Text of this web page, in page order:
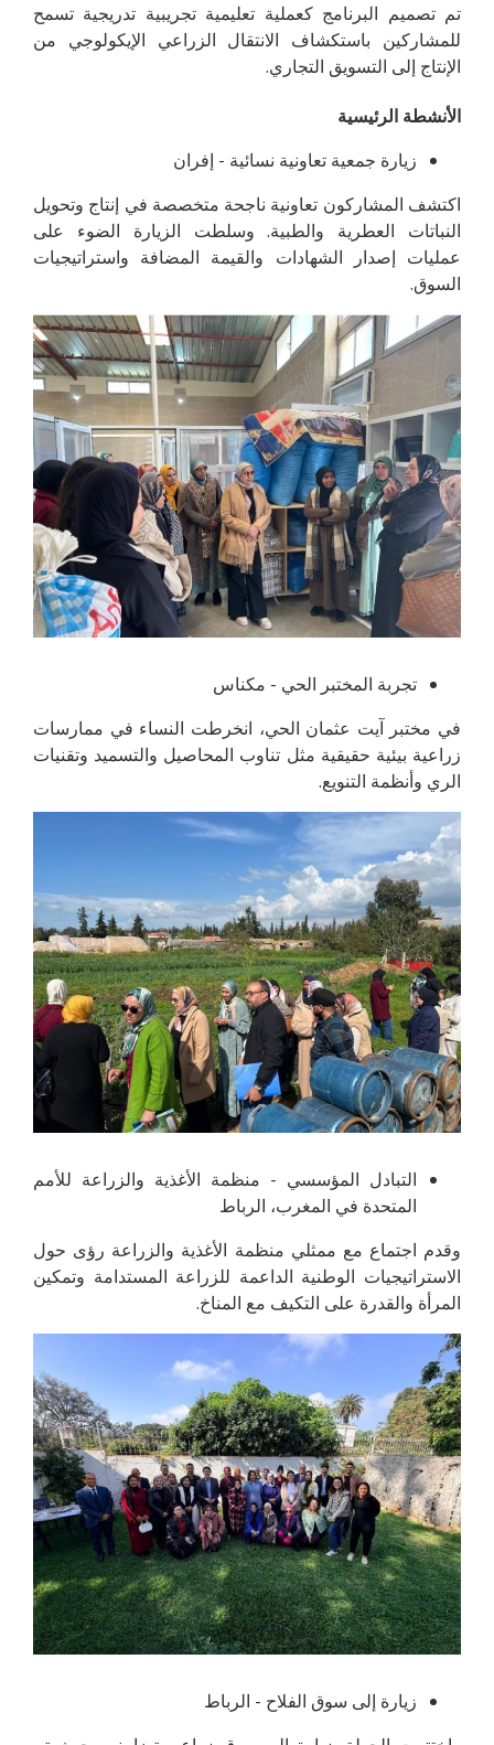
تم تصميم البرنامج كعملية تعليمية تجريبية تدريجية تسمح
للمشاركين باستكشاف الانتقال الزراعي الإيكولوجي من
الإنتاج إلى التسويق التجاري.
الأنشطة الرئيسية
زيارة جمعية تعاونية نسائية - إفران
اكتشف المشاركون تعاونية ناجحة متخصصة في إنتاج وتحويل
النباتات العطرية والطبية. وسلطت الزيارة الضوء على
عمليات إصدار الشهادات والقيمة المضافة واستراتيجيات
السوق.
تجربة المختبر الحي - مكناس
في مختبر آيت عثمان الحي، انخرطت النساء في ممارسات
زراعية بيئية حقيقية مثل تناوب المحاصيل والتسميد وتقنيات
الري وأنظمة التنويع.
التبادل المؤسسي - منظمة الأغذية والزراعة للأمم
المتحدة في المغرب، الرباط
وقدم اجتماع مع ممثلي منظمة الأغذية والزراعة رؤى حول
الاستراتيجيات الوطنية الداعمة للزراعة المستدامة وتمكين
المرأة والقدرة على التكيف مع المناخ.
زيارة إلى سوق الفلاح - الرباط